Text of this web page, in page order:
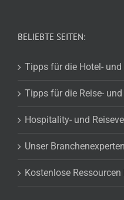
BELIEBTE SEITEN:
Tipps für die Hotel-
Tipps für die Reise-
Hospitality- und
Unser
Kostenlose